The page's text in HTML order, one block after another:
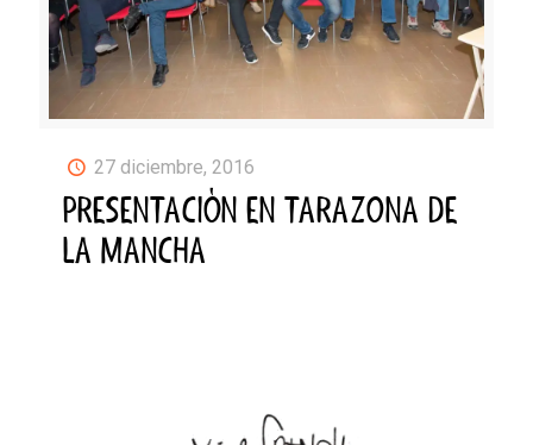
27 diciembre, 2016
PRESENTACIÓN EN TARAZONA DE
LA MANCHA